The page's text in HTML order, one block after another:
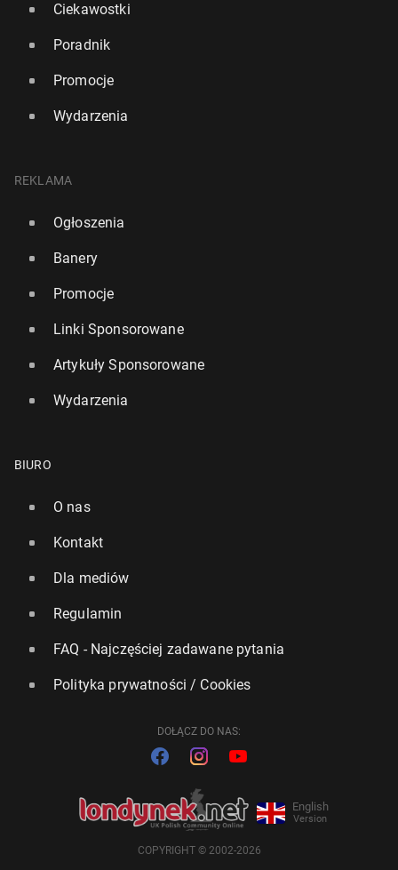
Ciekawostki
Poradnik
Promocje
Wydarzenia
REKLAMA
Ogłoszenia
Banery
Promocje
Linki Sponsorowane
Artykuły Sponsorowane
Wydarzenia
BIURO
O nas
Kontakt
Dla mediów
Regulamin
FAQ - Najczęściej zadawane pytania
Polityka prywatności / Cookies
DOŁĄCZ DO NAS:
English
Version
COPYRIGHT © 2002-2026